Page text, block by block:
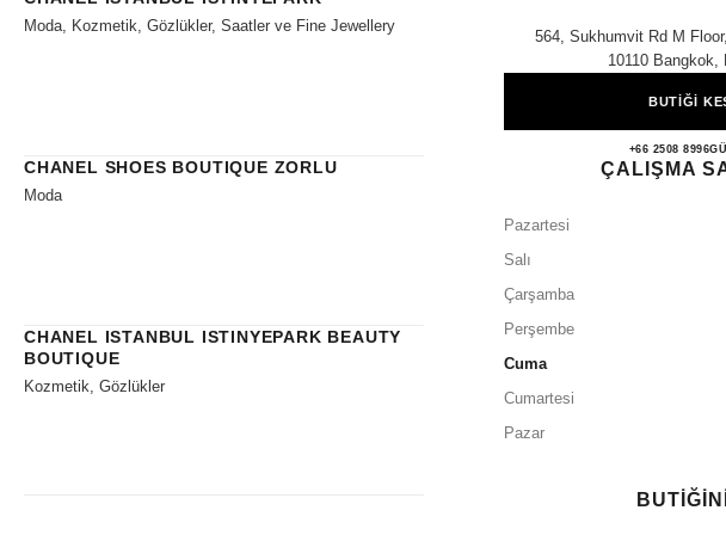
Moda, Kozmetik, Gözlükler, Saatler ve Fine Jewellery
CHANEL SHOES BOUTIQUE ZORLU
Moda
CHANEL ISTANBUL ISTINYEPARK BEAUTY
BOUTIQUE
Kozmetik, Gözlükler
564, Sukhumvit Rd M
10110 Bangkok,
BUTİĞİ
ARAYIN
+66 2508 8996
ÇALIŞMA
Pazartesi
Salı
Çarşamba
Perşembe
Cuma
Cumartesi
Pazar